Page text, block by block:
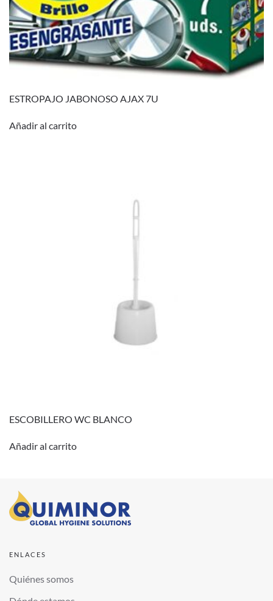
ESTROPAJO JABONOSO AJAX 7U
Añadir al carrito
ESCOBILLERO WC BLANCO
Añadir al carrito
ENLACES
Quiénes somos